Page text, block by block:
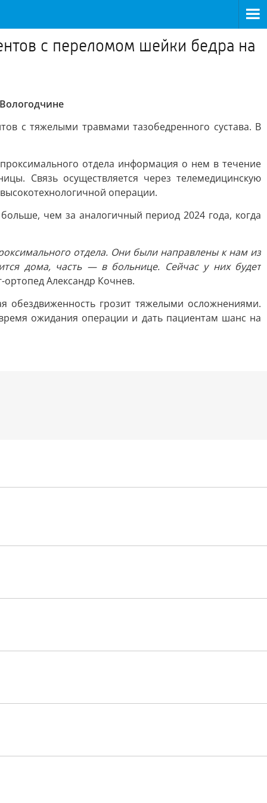
с переломом шейки бедра на
с тяжелыми травмами тазобедренного сустава. В
отдела информация о нем в течение
Связь осуществляется через телемедицинскую
операции.
чем за аналогичный период 2024 года, когда
отдела. Они были направлены к нам из
дома, часть — в больнице. Сейчас у них будет
Александр Кочнев.
грозит тяжелыми осложнениями.
ожидания операции и дать пациентам шанс на